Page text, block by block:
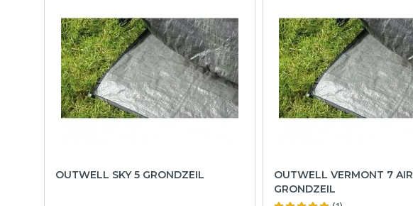
OUTWELL SKY 5 GRONDZEIL
OUTWELL VERMONT 7 AIR
GRONDZEIL